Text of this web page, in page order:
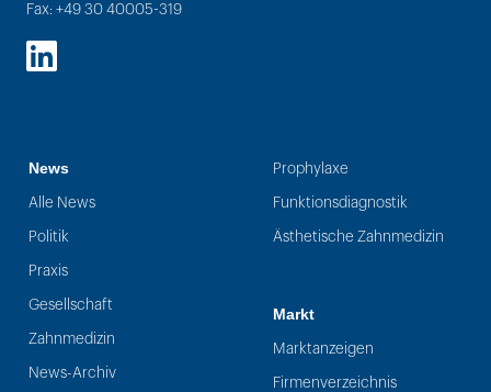
Fax: +49 30 40005-319
LinkedIn
News
Alle News
Politik
Praxis
Gesellschaft
Zahnmedizin
News-Archiv
Prophylaxe
Funktionsdiagnostik
Ästhetische Zahnmedizin
Markt
Marktanzeigen
Firmenverzeichnis